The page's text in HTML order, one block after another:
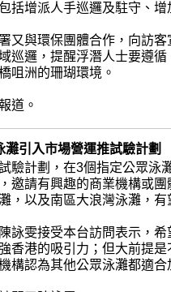
括增派人手巡邏及駐守、增
又與環保團體合作，向訪
巡邏，提醒浮潛人士要遵
咀洲的珊瑚環境。
道。
灘引入市場營運推試驗計
驗計劃，在3個指定公眾泳
，邀請有興趣的商業機構或
，以及南區大浪灣泳灘，有
詠雯接受本台訪問表示，
香港的吸引力；但大前提
構認為其他公眾泳灘都適